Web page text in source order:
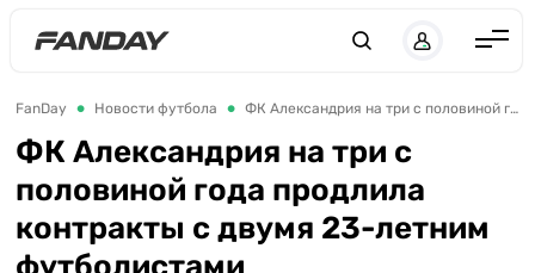
Англия
Испания
Германия
Италия
FanDay Новости футбола ФК Александрия на три с половиной года продлила контракты с двумя 23-летним футболистами
ФК Александрия на три с
половиной года продлила
контракты с двумя 23-летним